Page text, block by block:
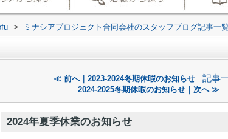
> ミナシアプロジェクト合同会社のスタッフブログ記事一覧
≪ 前へ｜2023-2024冬期休暇のお知らせ 記事
2024-2025冬期休暇のお知らせ｜次へ ≫
2024年夏季休業のお知らせ